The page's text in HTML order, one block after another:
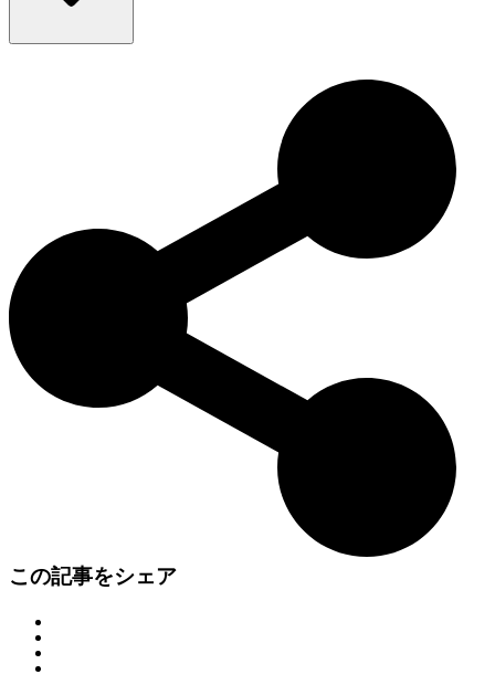
して作られた犬種です。プードルの知性と指示犬の優れた狩猟
本能を受け継ぎ、優れた狩猟犬として高く評価されています。
現在も狩猟犬としてだけでなく、忠実な家庭犬としても愛され
この記事をシェア